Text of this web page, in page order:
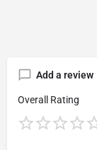
Add a review
Overall Rating